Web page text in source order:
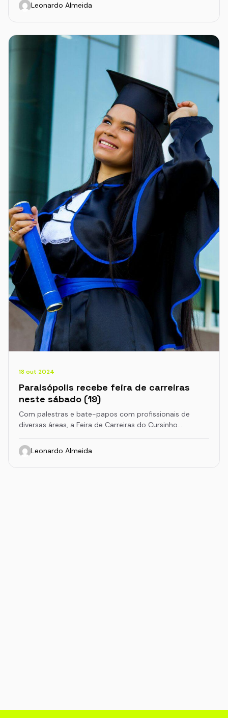
Leonardo Almeida
18 out 2024
Paraisópolis recebe feira de carreiras
neste sábado (19)
Com palestras e bate-papos com profissionais de
diversas áreas, a Feira de Carreiras do Cursinho…
Leonardo Almeida